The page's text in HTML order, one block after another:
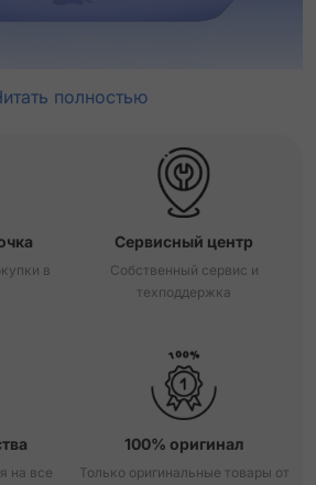
полностью
в
Сервисный центр
Собственный сервис и
техподдержка
на все
100% оригинал
Только оригинальные товары от